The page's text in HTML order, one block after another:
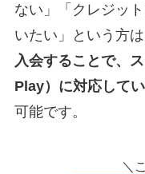
ない」「クレジッ
いたい」という方は
入会することで、
Play）に対応して
可能です。
＼